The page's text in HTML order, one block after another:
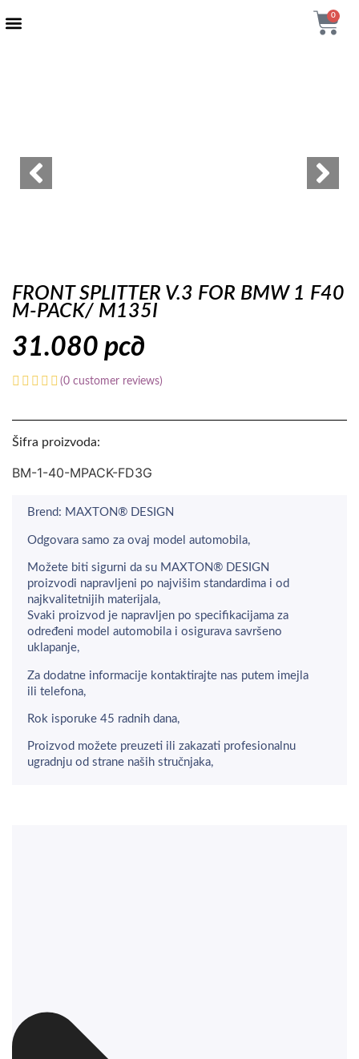
0
FRONT SPLITTER V.3 FOR BMW 1 F40
M-PACK/ M135I
31.080 рсд
(0 customer reviews)
Šifra proizvoda:
BM-1-40-MPACK-FD3G
Brend: MAXTON® DESIGN
Odgovara samo za ovaj model automobila,
Možete biti sigurni da su MAXTON® DESIGN
proizvodi napravljeni po najvišim standardima i od
najkvalitetnijih materijala,
Svaki proizvod je napravljen po specifikacijama za
određeni model automobila i osigurava savršeno
uklapanje,
Za dodatne informacije kontaktirajte nas putem imejla
ili telefona,
Rok isporuke 45 radnih dana,
Proizvod možete preuzeti ili zakazati profesionalnu
ugradnju od strane naših stručnjaka,